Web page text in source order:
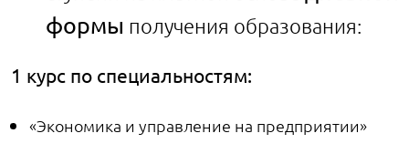
формы получения образования:
1 курс по специальностям:
«Экономика и управление на предприятии»